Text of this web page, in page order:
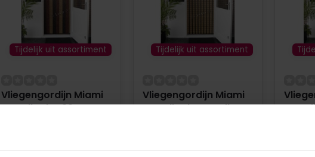
Tijdelijk uit assortiment
Vliegengordijn Miami
Woodlook - 33%
Tijdelijk uit assortiment
Vliegengordijn Miami
Woodlook - Smalle